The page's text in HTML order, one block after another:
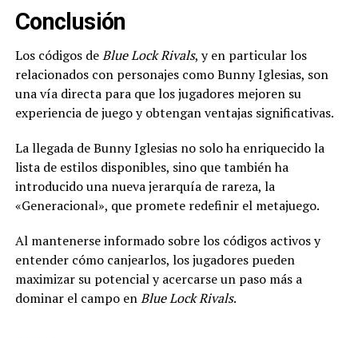
Conclusión
Los códigos deBlue Lock Rivals, y en particular los
relacionados con personajes como Bunny Iglesias, son
una vía directa para que los jugadores mejoren su
experiencia de juego y obtengan ventajas significativas.
La llegada de Bunny Iglesias no solo ha enriquecido la
lista de estilos disponibles, sino que también ha
introducido una nueva jerarquía de rareza, la
«Generacional», que promete redefinir el metajuego.
Al mantenerse informado sobre los códigos activos y
entender cómo canjearlos, los jugadores pueden
maximizar su potencial y acercarse un paso más a
dominar el campo enBlue Lock Rivals.